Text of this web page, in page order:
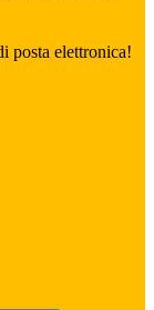
posta elettronica!